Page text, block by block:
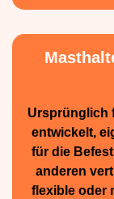
Ursprünglich
entwickelt,
für die
anderen
flexible oder